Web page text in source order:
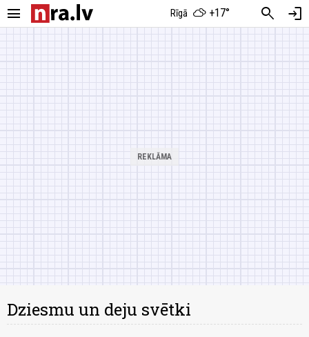
menu Rīgā +17° search login
Dziesmu un deju svētki